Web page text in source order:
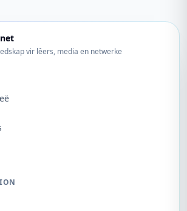
vir lêers, media en netwerke